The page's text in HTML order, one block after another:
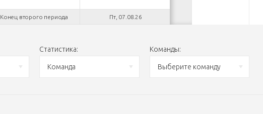
Конец второго периода Пт, 07.08.26
Статистика:
Команда
Команды:
Выберите команду